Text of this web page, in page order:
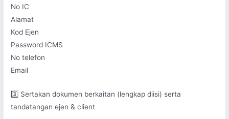
No IC
Alamat
Kod Ejen
Password ICMS
No telefon
Email
3️⃣ Sertakan dokumen berkaitan (lengkap diisi) serta
tandatangan ejen & client